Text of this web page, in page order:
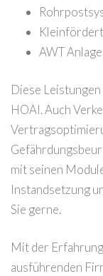
AWT
Diese
HOAI. Auch
mit seinen
Instandsetzung
Sie gerne.
Mit der
ausführenden